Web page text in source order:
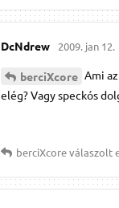
DcNdrew 2009. jan 12.
berciXcore Ami
elég? Vagy speckós
berciXcoreválaszolt